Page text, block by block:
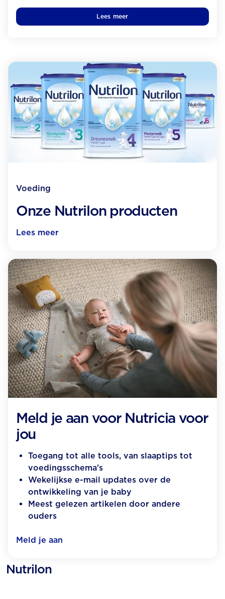
Lees meer
Voeding
Onze Nutrilon producten
Lees meer
Meld je aan voor Nutricia voor
jou
Toegang tot alle tools, van slaaptips tot
voedingsschema's
Wekelijkse e-mail updates over de
ontwikkeling van je baby
Meest gelezen artikelen door andere
ouders
Meld je aan
Nutrilon